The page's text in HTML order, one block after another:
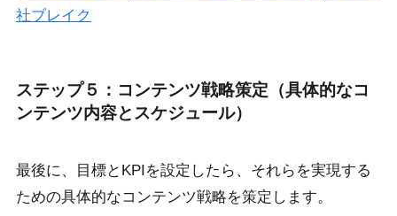
社ブレイク
ステップ５：コンテンツ戦略策定（具体的なコ
ンテンツ内容とスケジュール）
最後に、目標とKPIを設定したら、それらを実現する
ための具体的なコンテンツ戦略を策定します。